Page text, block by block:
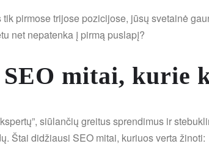
pirmose trijose pozicijose, jūsų svetainė
net nepatenka į pirmą puslapį?
mitai, kurie
siūlančių greitus sprendimus ir
Štai didžiausi SEO mitai, kuriuos verta žinoti: